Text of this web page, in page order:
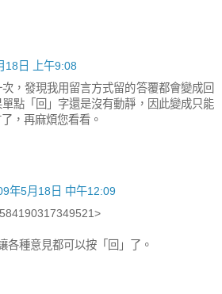
18日 上午9:08
，發現我用留言方式留的答覆都會變成回
點「回」字還是沒有動靜，因此變成只能
，再麻煩您看看。
年5月18日 中午12:09
各種意見都可以按「回」了。